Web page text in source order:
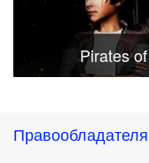
Pirates